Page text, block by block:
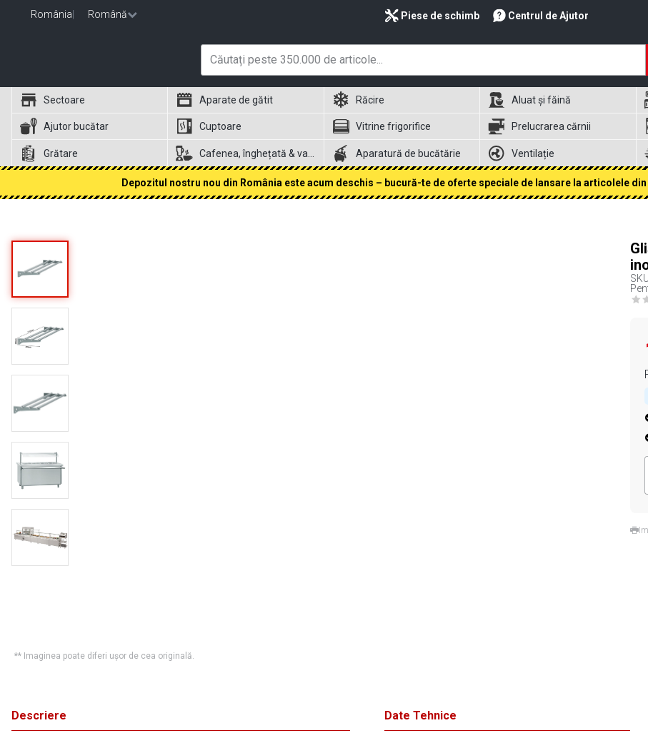
România Română Piese de schimb Centrul de Ajutor
Sectoare Aparate de gătit Răcire Aluat și făină
Ajutor bucătar Cuptoare Vitrine frigorifice Prelucrarea cărnii
Grătare Aparatură de bucătărie Ventilație
Depozitul nostru nou din România este acum deschis – bucură-te de oferte speciale de lansare la articolele
** Imaginea poate diferi ușor de cea originală.
SKU
Descriere Date Tehnice